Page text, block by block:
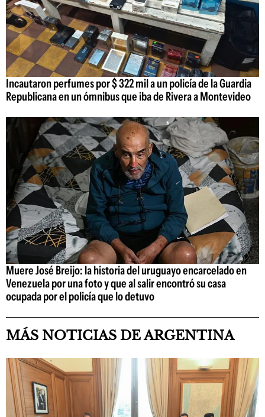
Incautaron perfumes por $ 322 mil a un policía de la Guardia
Republicana en un ómnibus que iba de Rivera a Montevideo
Muere José Breijo: la historia del uruguayo encarcelado en
Venezuela por una foto y que al salir encontró su casa
ocupada por el policía que lo detuvo
MÁS NOTICIAS DE ARGENTINA